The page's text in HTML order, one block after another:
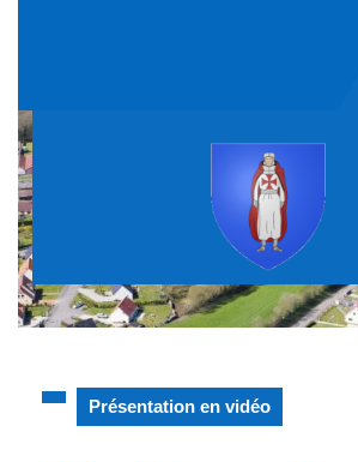
content
Présentation en vidéo